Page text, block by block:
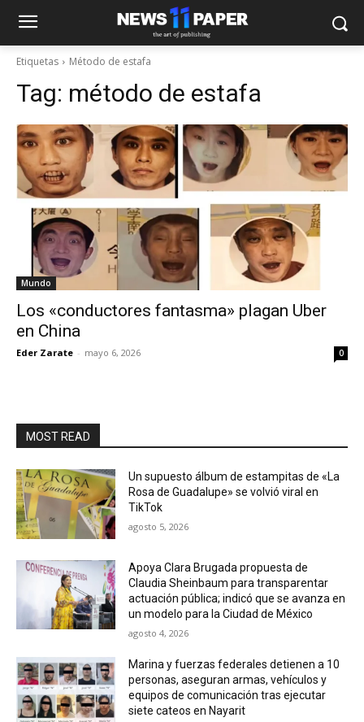
Etiquetas Método de estafa
Tag: método de estafa
Mundo
Los «conductores fantasma» plagan Uber
en China
Eder Zarate - mayo 6, 2026 0
MOST READ
Un supuesto álbum de estampitas de «La
Rosa de Guadalupe» se volvió viral en
TikTok
agosto 5, 2026
Apoya Clara Brugada propuesta de
Claudia Sheinbaum para transparentar
actuación pública; indicó que se avanza en
un modelo para la Ciudad de México
agosto 4, 2026
Marina y fuerzas federales detienen a 10
personas, aseguran armas, vehículos y
equipos de comunicación tras ejecutar
siete cateos en Nayarit